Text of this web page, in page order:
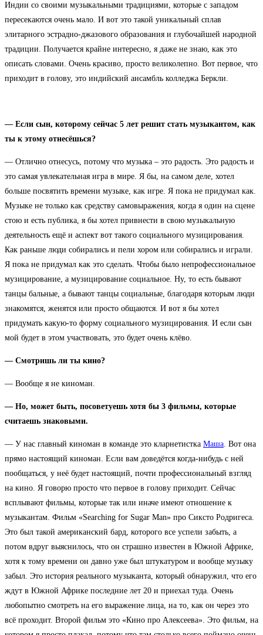
Индии со своими музыкальными традициями, которые с западом
пересекаются очень мало. И вот это такой уникальный сплав
элитарного эстрадно-джазового образования и глубочайшей народной
традиции. Получается крайне интересно, я даже не знаю, как это
описать словами. Очень красиво, просто великолепно. Вот первое, что
приходит в голову, это индийский ансамбль колледжа Беркли.
— Если сын, которому сейчас 5 лет решит стать музыкантом, как
ты к этому отнесёшься?
— Отлично отнесусь, потому что музыка – это радость. Это радость и
это самая увлекательная игра в мире. Я бы, на самом деле, хотел
больше посвятить времени музыке, как игре. Я пока не придумал как.
Музыке не только как средству самовыражения, когда я один на сцене
стою и есть публика, я бы хотел привнести в свою музыкальную
деятельность ещё и аспект вот такого социального музицирования.
Как раньше люди собирались и пели хором или собирались и играли.
Я пока не придумал как это сделать. Чтобы было непрофессиональное
музицирование, а музицирование социальное. Ну, то есть бывают
танцы бальные, а бывают танцы социальные, благодаря которым люди
знакомятся, женятся или просто общаются. И вот я бы хотел
придумать какую-то форму социального музицирования. И если сын
мой будет в этом участвовать, это будет очень клёво.
— Смотришь ли ты кино?
— Вообще я не киноман.
— Но, может быть, посоветуешь хотя бы 3 фильмы, которые
считаешь знаковыми.
— У нас главный киноман в команде это кларнетистка Маша. Вот она
прямо настоящий киноман. Если вам доведётся когда-нибудь с ней
пообщаться, у неё будет настоящий, почти профессиональный взгляд
на кино. Я говорю просто что первое в голову приходит. Сейчас
всплывают фильмы, которые так или иначе имеют отношение к
музыкантам. Фильм «Searching for Sugar Man» про Сиксто Родригеса.
Это был такой американский бард, которого все успели забыть, а
потом вдруг выяснилось, что он страшно известен в Южной Африке,
хотя к тому времени он давно уже был штукатуром и вообще музыку
забыл. Это история реального музыканта, который обнаружил, что его
ждут в Южной Африке последние лет 20 и приехал туда. Очень
любопытно смотреть на его выражение лица, на то, как он через это
всё проходит. Второй фильм это «Кино про Алексеева». Это фильм, на